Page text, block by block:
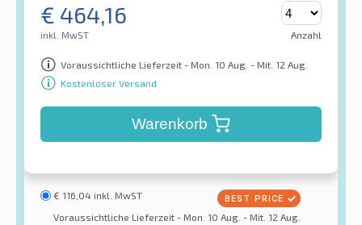
€ 464,16
inkl. MwST Anzahl
Voraussichtliche Lieferzeit - Mon. 10 Aug. - Mit. 12 Aug.
Kostenloser Versand
Warenkorb
€ 116,04 inkl. MwST
Voraussichtliche Lieferzeit - Mon. 10 Aug. - Mit. 12 Aug.